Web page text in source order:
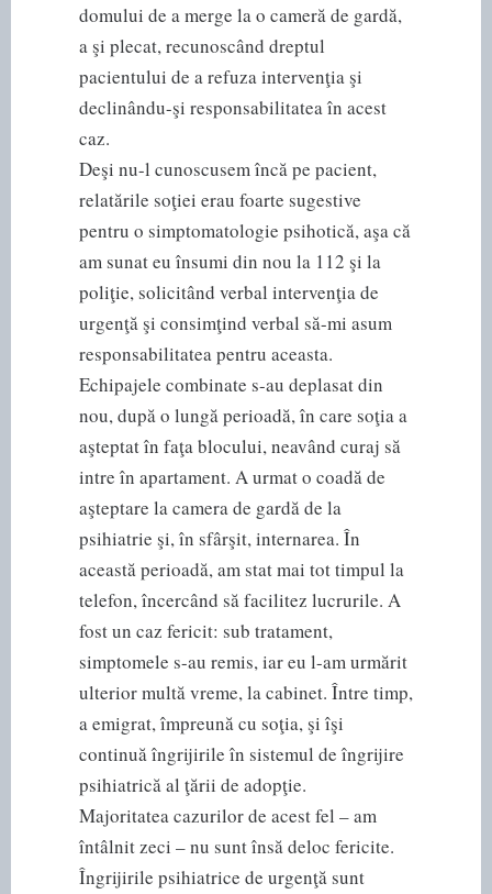
domului de a merge la o cameră de gardă,
a şi plecat, recunoscând dreptul
pacientului de a refuza intervenţia şi
declinându-şi responsabilitatea în acest
caz.
Deşi nu-l cunoscusem încă pe pacient,
relatările soţiei erau foarte sugestive
pentru o simptomatologie psihotică, aşa că
am sunat eu însumi din nou la 112 şi la
poliţie, solicitând verbal intervenţia de
urgenţă şi consimţind verbal să-mi asum
responsabilitatea pentru aceasta.
Echipajele combinate s-au deplasat din
nou, după o lungă perioadă, în care soţia a
aşteptat în faţa blocului, neavând curaj să
intre în apartament. A urmat o coadă de
aşteptare la camera de gardă de la
psihiatrie şi, în sfârşit, internarea. În
această perioadă, am stat mai tot timpul la
telefon, încercând să facilitez lucrurile. A
fost un caz fericit: sub tratament,
simptomele s-au remis, iar eu l-am urmărit
ulterior multă vreme, la cabinet. Între timp,
a emigrat, împreună cu soţia, şi îşi
continuă îngrijirile în sistemul de îngrijire
psihiatrică al ţării de adopţie.
Majoritatea cazurilor de acest fel – am
întâlnit zeci – nu sunt însă deloc fericite.
Îngrijirile psihiatrice de urgenţă sunt